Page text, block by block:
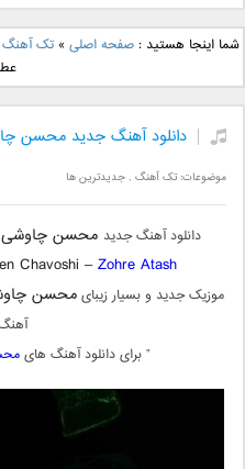
دانلود آهنگ جدید بهنام
بانی بنام قرص قمر 2 شما اینجا هستید :صفحه اصلی »تک آهنگ
دانلود آهنگ جدید محسن
موضوعات:تک آهنگ ,جدیدترین ها
دانلود آهنگ جدید محسن چاوشی
Chavoshi –Zohre Atash
موزیک جدید و بسیار زیبایمحسن
” برای دانلود آهنگ های